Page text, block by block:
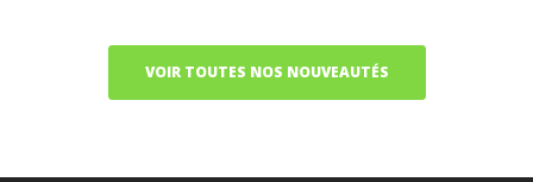
VOIR TOUTES NOS NOUVEAUTÉS